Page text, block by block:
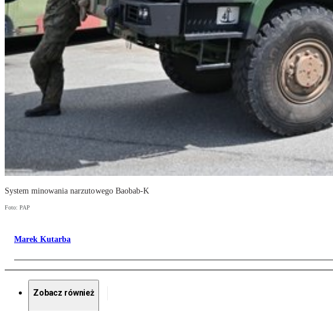
System minowania narzutowego Baobab-K
Foto: PAP
Marek Kutarba
Zobacz również